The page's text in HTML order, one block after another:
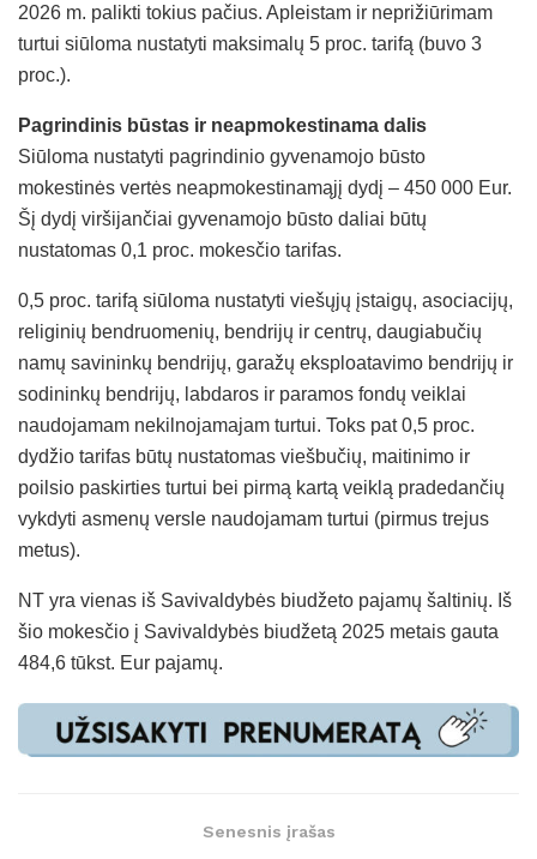
2026 m. palikti tokius pačius. Apleistam ir neprižiūrimam
turtui siūloma nustatyti maksimalų 5 proc. tarifą (buvo 3
proc.).
Pagrindinis būstas ir neapmokestinama dalis
Siūloma nustatyti pagrindinio gyvenamojo būsto
mokestinės vertės neapmokestinamąjį dydį – 450 000 Eur.
Šį dydį viršijančiai gyvenamojo būsto daliai būtų
nustatomas 0,1 proc. mokesčio tarifas.
0,5 proc. tarifą siūloma nustatyti viešųjų įstaigų, asociacijų,
religinių bendruomenių, bendrijų ir centrų, daugiabučių
namų savininkų bendrijų, garažų eksploatavimo bendrijų ir
sodininkų bendrijų, labdaros ir paramos fondų veiklai
naudojamam nekilnojamajam turtui. Toks pat 0,5 proc.
dydžio tarifas būtų nustatomas viešbučių, maitinimo ir
poilsio paskirties turtui bei pirmą kartą veiklą pradedančių
vykdyti asmenų versle naudojamam turtui (pirmus trejus
metus).
NT yra vienas iš Savivaldybės biudžeto pajamų šaltinių. Iš
šio mokesčio į Savivaldybės biudžetą 2025 metais gauta
484,6 tūkst. Eur pajamų.
Senesnis įrašas